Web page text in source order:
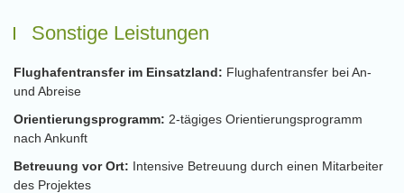
Sonstige Leistungen
Flughafentransfer im Einsatzland: Flughafentransfer bei An-
und Abreise
Orientierungsprogramm: 2-tägiges Orientierungsprogramm
nach Ankunft
Betreuung vor Ort: Intensive Betreuung durch einen Mitarbeiter
des Projektes